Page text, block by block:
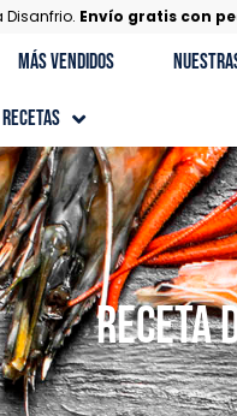
Envío gratis con
Más Vendidos
Recetas
Receta